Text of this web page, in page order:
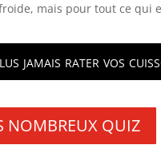
mais pour tout ce qui
jamais rater vos
NOMBREUX QUIZ